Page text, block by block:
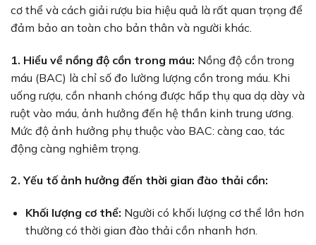
cơ thể và cách giải rượu bia hiệu quả là rất quan trọng để
đảm bảo an toàn cho bản thân và người khác.
1. Hiểu về nồng độ cồn trong máu: Nồng độ cồn trong
máu (BAC) là chỉ số đo lường lượng cồn trong máu. Khi
uống rượu, cồn nhanh chóng được hấp thụ qua dạ dày và
ruột vào máu, ảnh hưởng đến hệ thần kinh trung ương.
Mức độ ảnh hưởng phụ thuộc vào BAC: càng cao, tác
động càng nghiêm trọng.
2. Yếu tố ảnh hưởng đến thời gian đào thải cồn:
Khối lượng cơ thể: Người có khối lượng cơ thể lớn hơn
thường có thời gian đào thải cồn nhanh hơn.